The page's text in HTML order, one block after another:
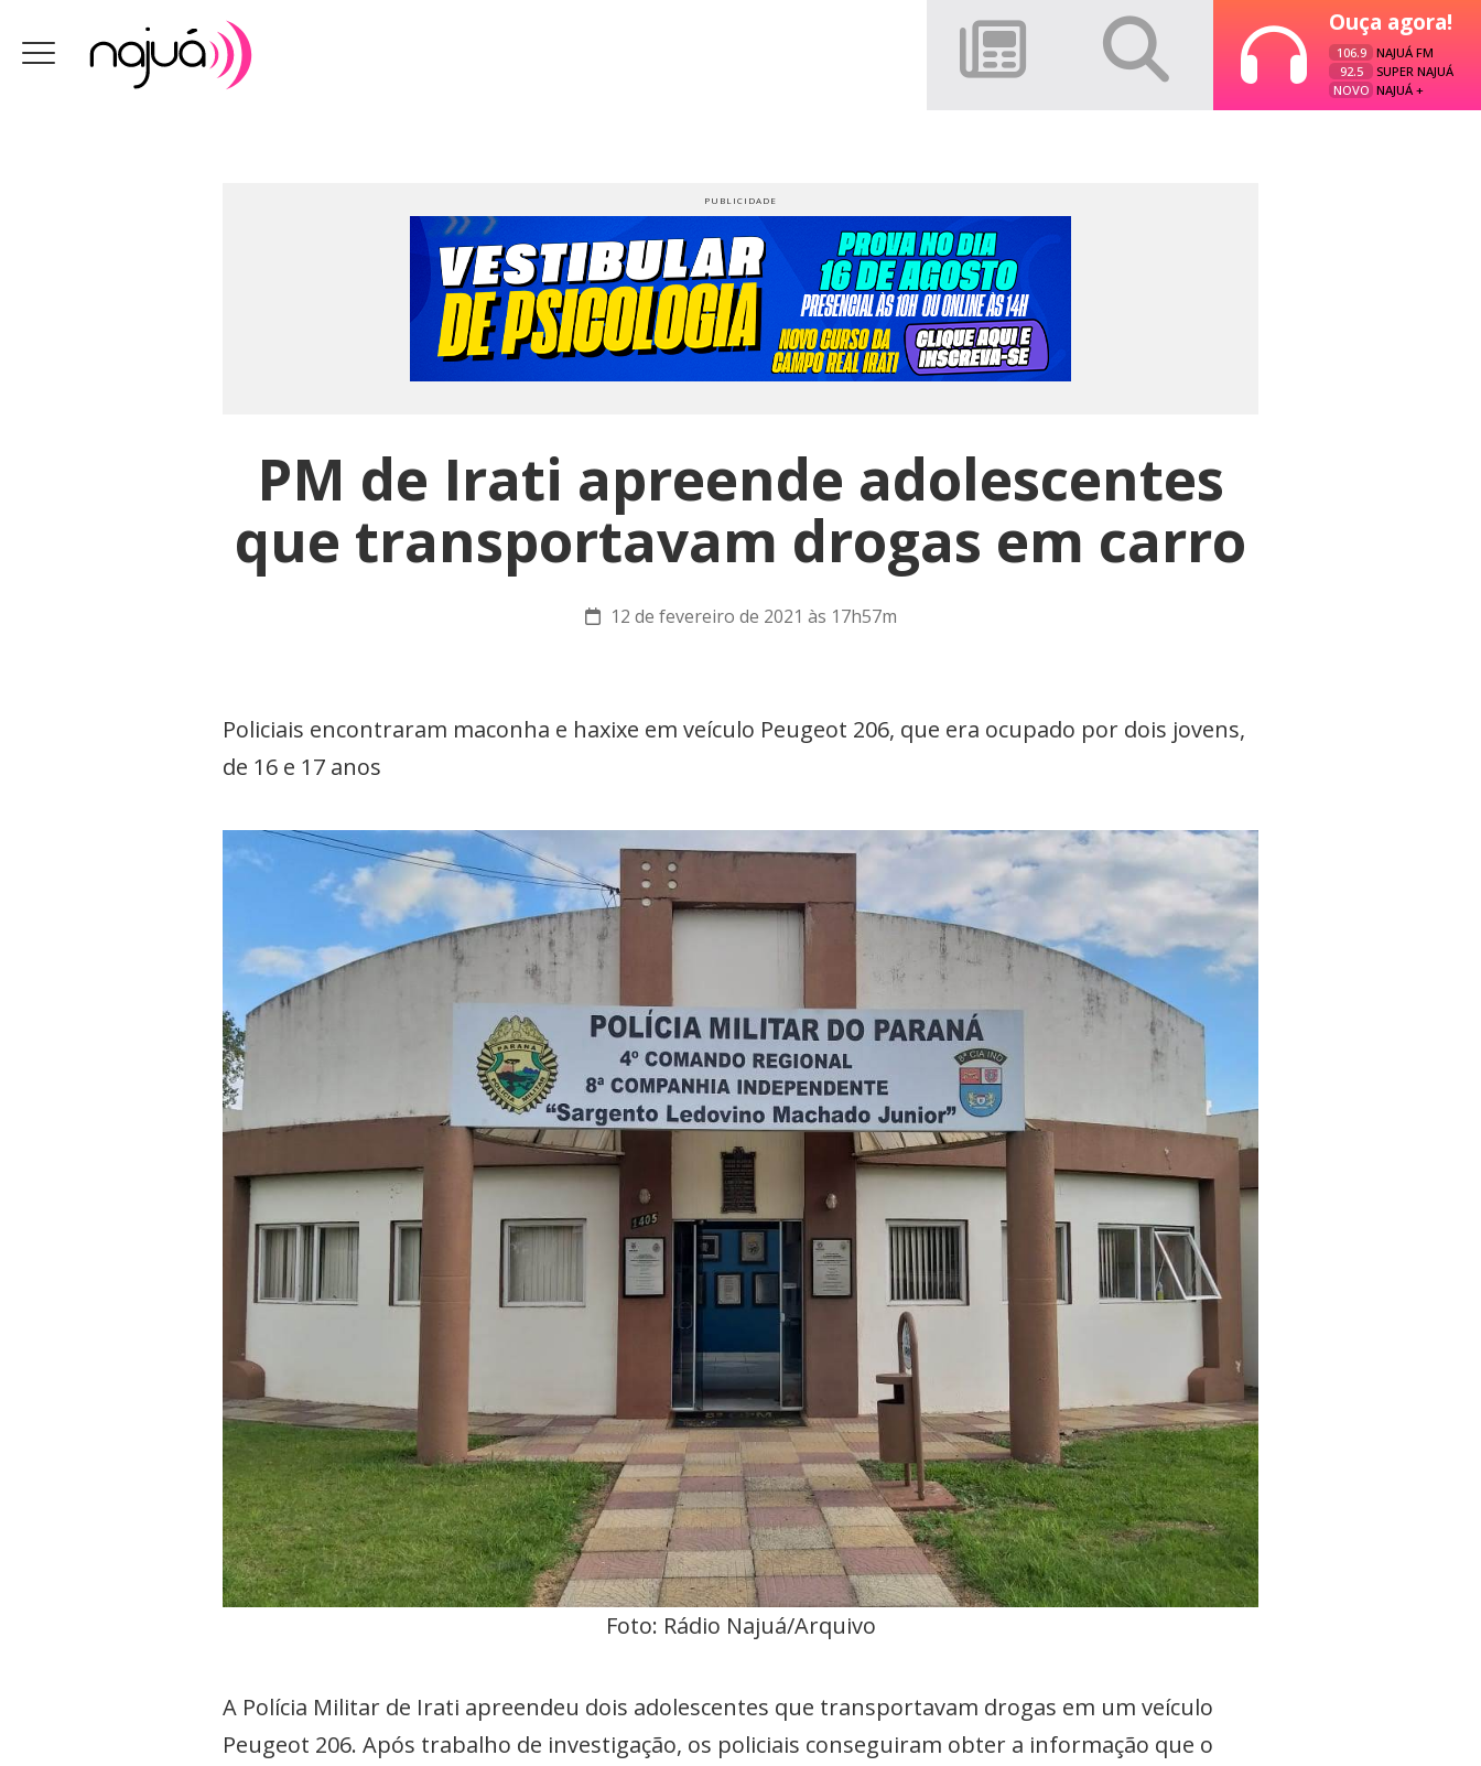
Ouça agora!
106.9
NAJUÁ FM
92.5
SUPER NAJUÁ
NOVO NAJUÁ +
PM de Irati apreende adolescentes
que transportavam drogas em carro
12 de fevereiro de 2021 às 17h57m
Policiais encontraram maconha e haxixe em veículo Peugeot 206, que era ocupado por dois jovens,
de 16 e 17 anos
Foto: Rádio Najuá/Arquivo
A Polícia Militar de Irati apreendeu dois adolescentes que transportavam drogas em um veículo
Peugeot 206. Após trabalho de investigação, os policiais conseguiram obter a informação que o